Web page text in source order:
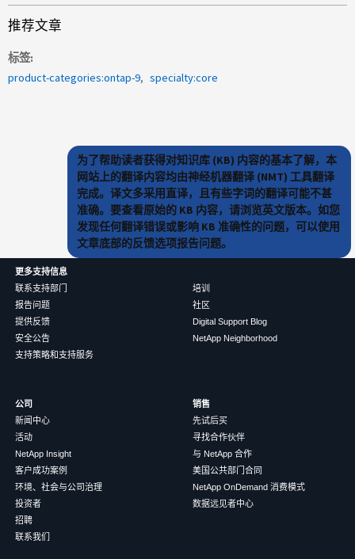
推荐文章
标签
product-categories:ontap-9
specialty:core
为了帮助读者获得对知识库 (KB) 内容的基本了解，本
网站上的翻译内容均由神经机器翻译 (NMT) 工具翻译
完成。译文多采用直译，且有些字词的翻译可能不甚
准确。要查看原始的 KB 内容，请浏览英文版本。如您
发现任何翻译错误或影响 KB 准确性的问题，可以使用
文章底部的反馈选项报告问题。
更多支持信息
联系支持部门
报告问题
提供反馈
安全公告
支持策略和支持服务
培训
社区
Digital Support Blog
NetApp Neighborhood
公司
新闻中心
活动
NetApp Insight
客户成功案例
环境、社会与公司治理
投资者
招聘
联系我们
销售
先试后买
寻找合作伙伴
与 NetApp 合作
美国公共部门合同
NetApp OnDemand 消费模式
数据远见者中心